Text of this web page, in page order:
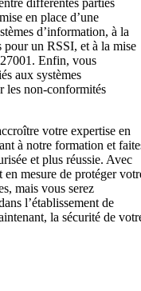
en place d’une
d’information, à la
pour un RSSI, et à la mise
Enfin, vous
aux systèmes
les non-conformités
votre expertise en
à notre formation et
et plus réussie. Avec
mesure de protéger
mais vous serez
l’établissement de
la sécurité de